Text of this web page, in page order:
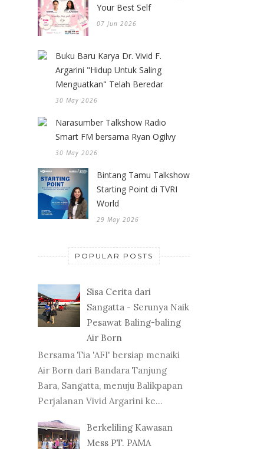
Your Best Self
07 Jun 2026
Buku Baru Karya Dr. Vivid F.
Argarini "Hidup Untuk Saling
Menguatkan" Telah Beredar
30 May 2026
Narasumber Talkshow Radio
Smart FM bersama Ryan Ogilvy
30 May 2026
Bintang Tamu Talkshow
Starting Point di TVRI
World
29 May 2026
POPULAR POSTS
Sisa Cerita dari
Sangatta - Serunya Naik
Pesawat Baling-baling
Air Born
Bersama Tia 'AFI' bersiap menaiki
Air Born dari Bandara Tanjung
Bara, Sangatta, menuju Balikpapan
Perjalanan Vivid Argarini ke...
Berkeliling Kawasan
Mess PT. PAMA